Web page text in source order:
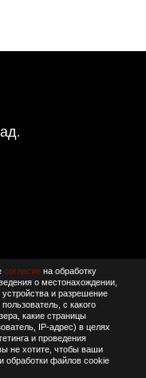
согласиена обработку
о местонахождении,
и разрешение
с какого
какие страницы
IP-адрес) в целях
и проведения
не хотите, чтобы ваши
обработки файлов cookie